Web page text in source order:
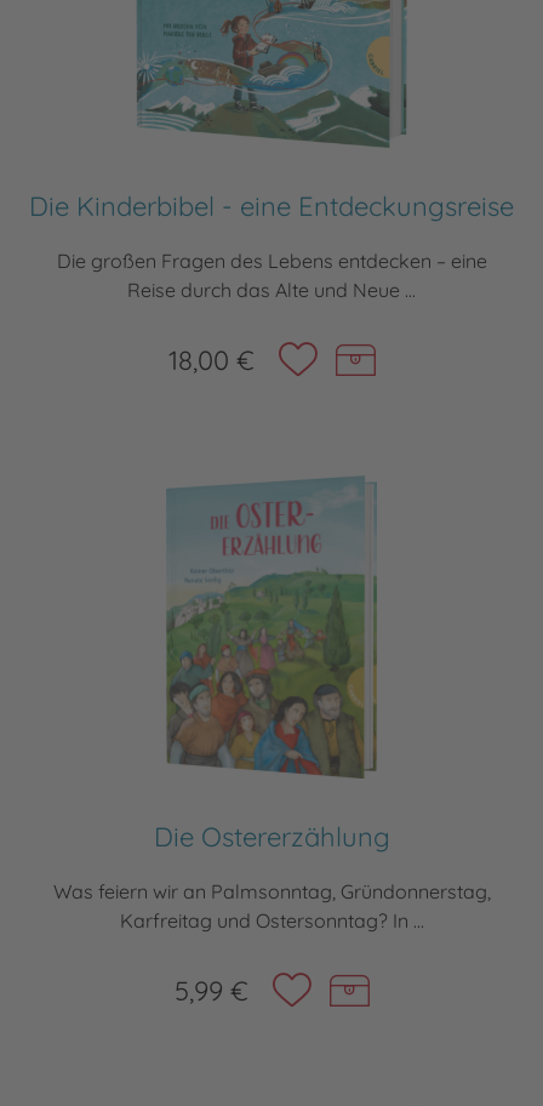
Die Kinderbibel - eine Entdeckungsreise
Die großen Fragen des Lebens entdecken – eine
Reise durch das Alte und Neue ...
18,00 €
Die Ostererzählung
Was feiern wir an Palmsonntag, Gründonnerstag,
Karfreitag und Ostersonntag? In ...
5,99 €